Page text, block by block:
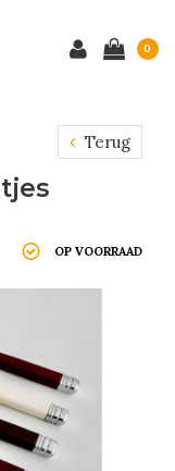
0
Terug
OP VOORRAAD